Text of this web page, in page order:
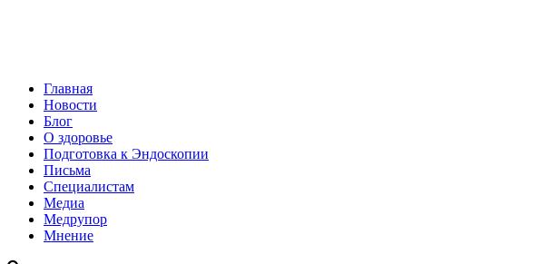
Главная
Новости
Блог
О здоровье
Подготовка к Эндоскопии
Письма
Специалистам
Медиа
Медрупор
Мнение